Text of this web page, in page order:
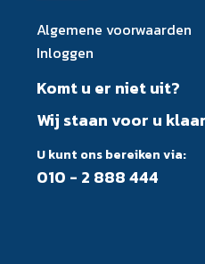
Algemene voorwaarden
Inloggen
Komt u er niet uit?
Wij staan voor u
U kunt ons bereiken via:
010 - 2 888 444